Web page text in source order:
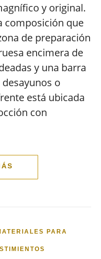
y original.
composición que
de preparación
encimera de
y una barra
o
está ubicada
con
PARA